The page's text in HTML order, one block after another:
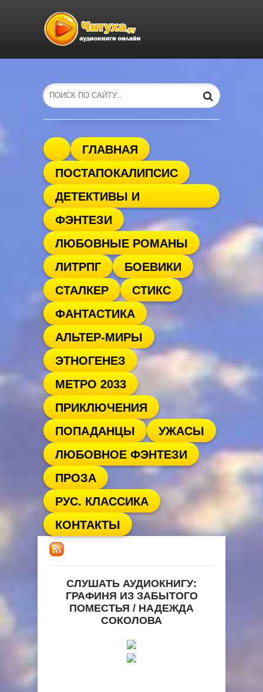
ГЛАВНАЯ
ПОСТАПОКАЛИПСИС
ДЕТЕКТИВЫ И
ТРИЛЛЕРЫ
ФЭНТЕЗИ
ЛЮБОВНЫЕ РОМАНЫ
ЛИТРПГ
БОЕВИКИ
СТАЛКЕР
СТИКС
ФАНТАСТИКА
АЛЬТЕР-МИРЫ
ЭТНОГЕНЕЗ
МЕТРО 2033
ПРИКЛЮЧЕНИЯ
ПОПАДАНЦЫ
УЖАСЫ
ЛЮБОВНОЕ ФЭНТЕЗИ
ПРОЗА
РУС. КЛАССИКА
КОНТАКТЫ
СЛУШАТЬ АУДИОКНИГУ:
ГРАФИНЯ ИЗ ЗАБЫТОГО
ПОМЕСТЬЯ / НАДЕЖДА
СОКОЛОВА